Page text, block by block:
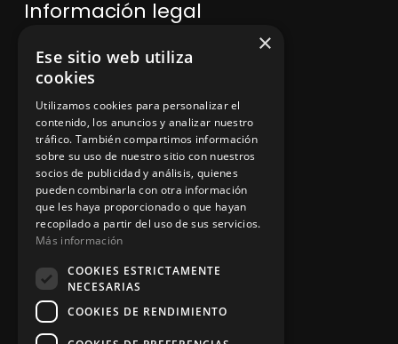
Información legal
Política de privacidad
Aviso legal
App Zine Hostelería
×
Ese sitio web utiliza
cookies
Utilizamos cookies para personalizar el
contenido, los anuncios y analizar nuestro
tráfico. También compartimos información
sobre su uso de nuestro sitio con nuestros
socios de publicidad y análisis, quienes
pueden combinarla con otra información
que les haya proporcionado o que hayan
recopilado a partir del uso de sus servicios.
Más información
COOKIES ESTRICTAMENTE
NECESARIAS
COOKIES DE RENDIMIENTO